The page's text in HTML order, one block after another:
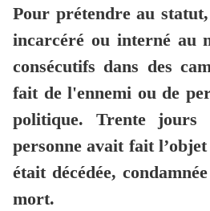
Pour prétendre au
incarcéré ou interné au
consécutifs dans des
fait de l'ennemi ou de
politique. Trente
personne avait fait l’objet
était décédée,
mort.